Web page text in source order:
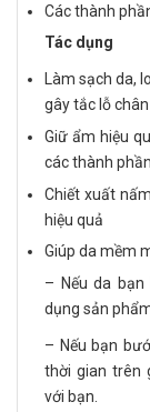
Các thành
Tác dụng
Làm sạch da,
gây tắc lỗ
Giữ ẩm hiệu
các thành
Chiết xuất
hiệu quả
Giúp da mềm
– Nếu da
dụng sản
– Nếu bạn
thời gian trên
với bạn.